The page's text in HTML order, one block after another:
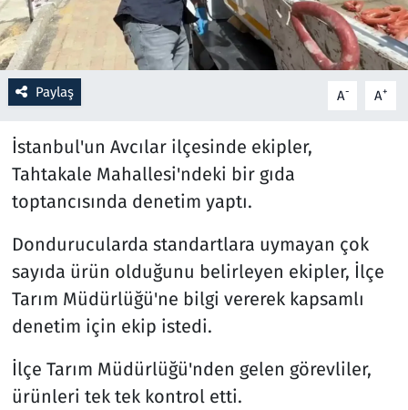
Paylaş A- A+
İstanbul'un Avcılar ilçesinde ekipler,
Tahtakale Mahallesi'ndeki bir gıda
toptancısında denetim yaptı.
Dondurucularda standartlara uymayan çok
sayıda ürün olduğunu belirleyen ekipler, İlçe
Tarım Müdürlüğü'ne bilgi vererek kapsamlı
denetim için ekip istedi.
İlçe Tarım Müdürlüğü'nden gelen görevliler,
ürünleri tek tek kontrol etti.
Rüya Tabirleri
Sağlık
Savunma Sanayi
Seçim 2023
Spor
Teknoloji ve Bilim
Televizyon